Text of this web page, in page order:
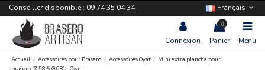
Conseiller disponible : 09 74 35 04 34 Français
Connexion
0
Panier Menu
Accueil Accessoires pour Brasero Accessoires Oyat
Mini extra plancha pour